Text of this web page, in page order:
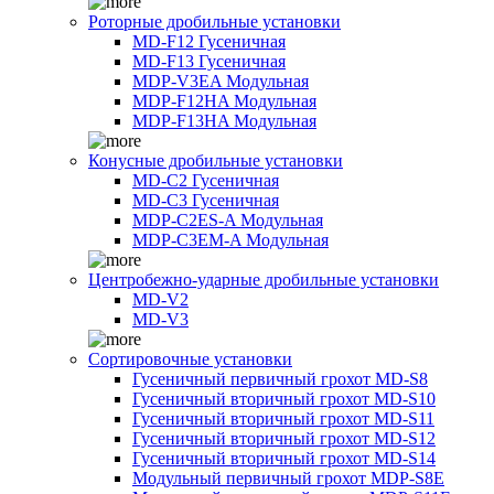
Роторные дробильные установки
MD-F12 Гусеничная
MD-F13 Гусеничная
MDP-V3EA Модульная
MDP-F12HA Модульная
MDP-F13HA Модульная
Конусные дробильные установки
MD-C2 Гусеничная
MD-C3 Гусеничная
MDP-C2ES-A Модульная
MDP-C3EM-A Модульная
Центробежно-ударные дробильные установки
MD-V2
MD-V3
Сортировочные установки
Гусеничный первичный грохот MD-S8
Гусеничный вторичный грохот MD-S10
Гусеничный вторичный грохот MD-S11
Гусеничный вторичный грохот MD-S12
Гусеничный вторичный грохот MD-S14
Модульный первичный грохот MDP-S8E